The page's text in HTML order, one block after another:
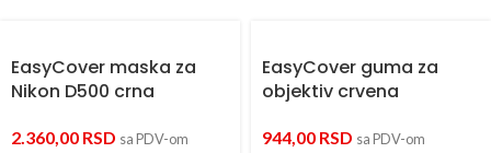
EasyCover maska za
Nikon D500 crna
2.360,00 RSD sa PDV-om
EasyCover guma za
objektiv crvena
944,00 RSD sa PDV-om